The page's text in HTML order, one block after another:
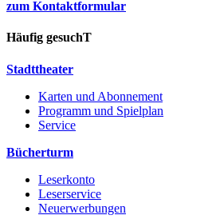
zum Kontaktformular
Häufig gesuchT
Stadttheater
Karten und Abonnement
Programm und Spielplan
Service
Bücherturm
Leserkonto
Leserservice
Neuerwerbungen